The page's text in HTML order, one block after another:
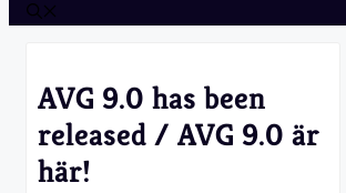
AVG 9.0 has been
released / AVG 9.0 är
här!